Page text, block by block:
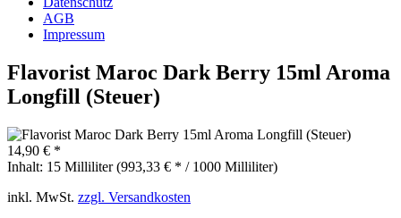
AGB
Impressum
Flavorist Maroc Dark Berry 15ml Aroma
Longfill (Steuer)
14,90 € *
Inhalt: 15 Milliliter (993,33 € * / 1000 Milliliter)
inkl. MwSt. zzgl. Versandkosten